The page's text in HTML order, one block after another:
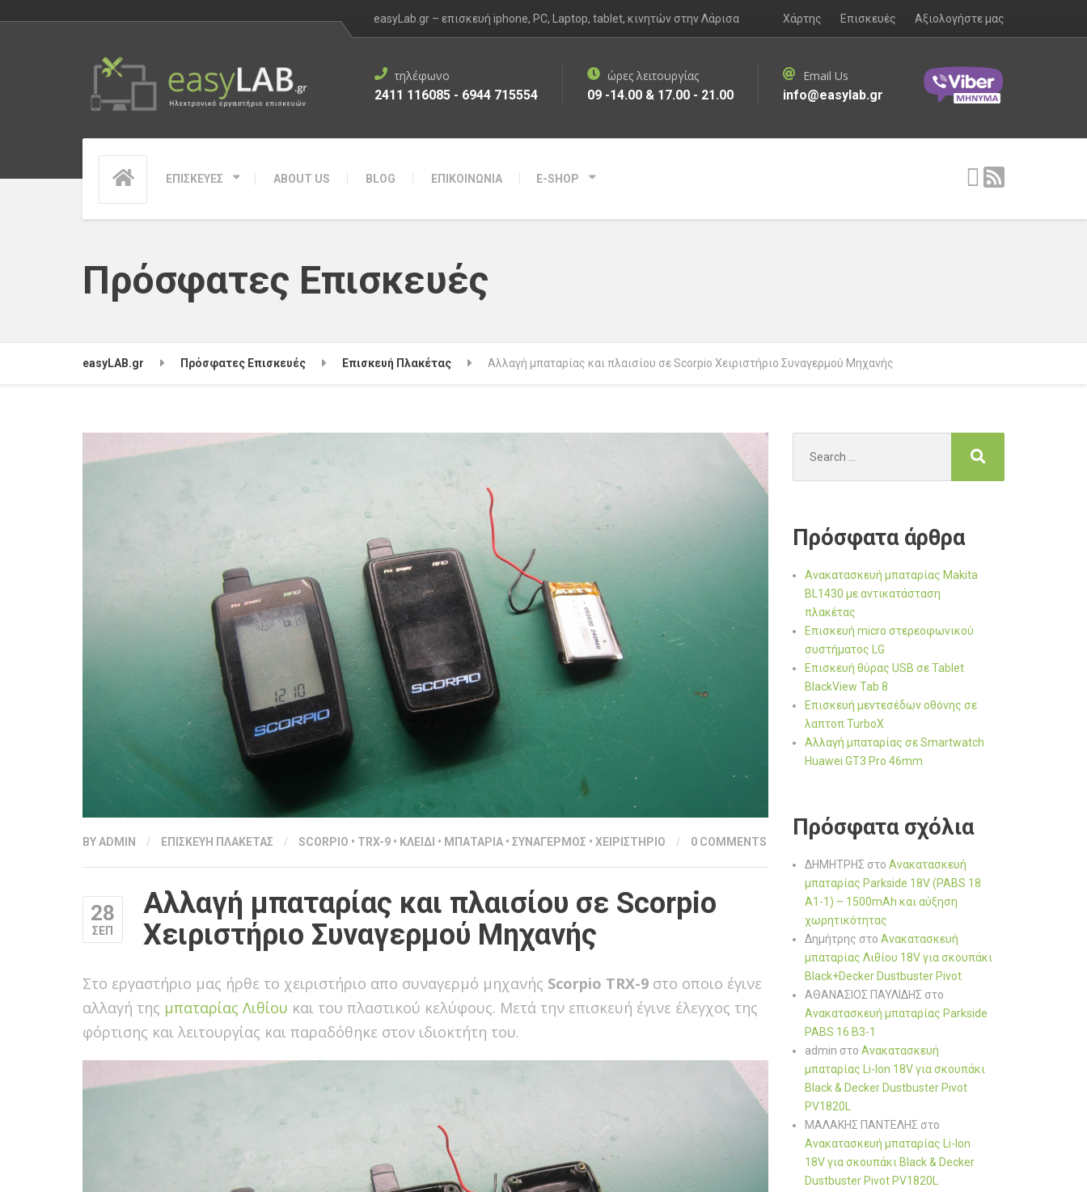
easyLab.gr – επισκευή iphone, PC, Laptop, tablet, κινητών στην Λάρισα Χάρτης Επισκευές Αξιολογήστε μας
ΕΠΙΣΚΕΥΕΣ ABOUT US BLOG ΕΠΙΚΟΙΝΩΝΙΑ E-SHOP
τηλέφωνο
2411 116085 - 6944 715554
ώρες λειτουργίας
09 -14.00 & 17.00 - 21.00
Email Us
info@easylab.gr
Πρόσφατες Επισκευές
easyLAB.gr Πρόσφατες Επισκευές Επισκευή Πλακέτας Αλλαγή μπαταρίας και πλαισίου σε Scorpio Χειριστήριο Συναγερμού Μηχανής
BYADMIN / ΕΠΙΣΚΕΥΗ ΠΛΑΚΕΤΑΣ / SCORPIO • TRX-9 • ΚΛΕΙΔΙ • ΜΠΑΤΑΡΙΑ • ΣΥΝΑΓΕΡΜΟΣ • ΧΕΙΡΙΣΤΗΡΙΟ / 0 COMMENTS
28
ΣΕΠ
Αλλαγή μπαταρίας και πλαισίου σε Scorpio
Χειριστήριο Συναγερμού Μηχανής
Στο εργαστήριο μας ήρθε το χειριστήριο απο συναγερμό μηχανής Scorpio TRX-9 στο οποιο έγινε
αλλαγή της μπαταρίας Λιθίου και του πλαστικού κελύφους. Μετά την επισκευή έγινε έλεγχος της
φόρτισης και λειτουργίας και παραδόθηκε στον ιδιοκτήτη του.
for:
Πρόσφατα άρθρα
Ανακατασκευή μπαταρίας Makita
BL1430 με αντικατάσταση
πλακέτας
Επισκευή micro στερεοφωνικού
συστήματος LG
Επισκευή θύρας USB σε Tablet
BlackView Tab 8
Επισκευή μεντεσέδων οθόνης σε
λαπτοπ TurboX
Αλλαγή μπαταρίας σε Smartwatch
Huawei GT3 Pro 46mm
Πρόσφατα σχόλια
ΔΗΜΗΤΡΗΣ στο Ανακατασκευή
μπαταρίας Parkside 18V (PABS 18
A1-1) – 1500mAh και αύξηση
χωρητικότητας
Δημήτρης στο Ανακατασκευή
μπαταρίας Λιθίου 18V για σκουπάκι
Black+Decker Dustbuster Pivot
ΑΘΑΝΑΣΙΟΣ ΠΑΥΛΙΔΗΣ στο
Ανακατασκευή μπαταρίας Parkside
PABS 16 B3-1
admin στο Ανακατασκευή
μπαταρίας Li-Ion 18V για σκουπάκι
Black & Decker Dustbuster Pivot
PV1820L
ΜΑΛΑΚΗΣ ΠΑΝΤΕΛΗΣ στο
Ανακατασκευή μπαταρίας Li-Ion
18V για σκουπάκι Black & Decker
Dustbuster Pivot PV1820L